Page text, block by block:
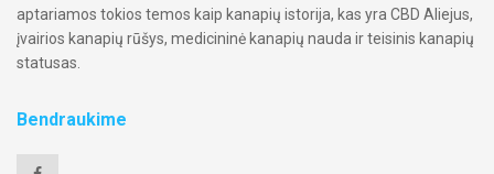
aptariamos tokios temos kaip kanapių istorija, kas yra CBD Aliejus,
įvairios kanapių rūšys, medicininė kanapių nauda ir teisinis kanapių
statusas.
Bendraukime